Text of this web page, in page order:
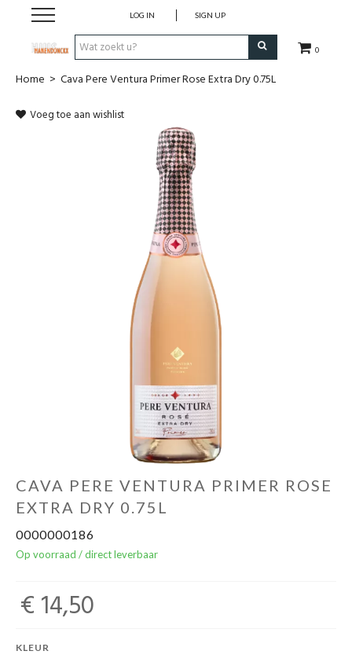
0
LOG IN SIGN UP
Wijnen
Alcoholvrije dranken
Geels Witteke De Maan's Jenever
Home > Cava Pere Ventura Primer Rose Extra Dry 0.75L
Voeg toe aan wishlist
CAVA PERE VENTURA PRIMER ROSE
EXTRA DRY 0.75L
0000000186
Op voorraad / direct leverbaar
€ 14,50
KLEUR